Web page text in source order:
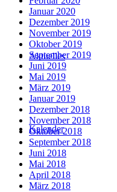
Aktuelles
Kalender
Januar 2020
Dezember 2019
November 2019
Oktober 2019
September 2019
Juni 2019
Mai 2019
März 2019
Januar 2019
Dezember 2018
November 2018
Oktober 2018
September 2018
Juni 2018
Mai 2018
April 2018
März 2018